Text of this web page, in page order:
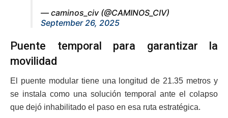
— caminos_civ (@CAMINOS_CIV)
September 26, 2025
Puente temporal para garantizar la
movilidad
El puente modular tiene una longitud de 21.35 metros y
se instala como una solución temporal ante el colapso
que dejó inhabilitado el paso en esa ruta estratégica.